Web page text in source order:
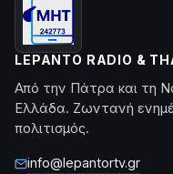
LEPANTO RADIO &
Από την Πάτρα και τη
Ελλάδα. Ζωντανή
πολιτισμός.
info@lepantortv.gr